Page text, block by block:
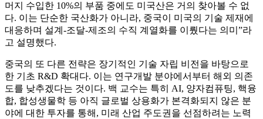
머지 수입한 10%의 부품 중에도 미국산은 거의 찾아볼 수 없
다. 이는 단순한 국산화가 아니라, 중국이 미국의 기술 제재에
대응하며 설계-조달-제조의 수직 계열화를 이뤘다는 의미”라
고 설명했다.
중국의 또 다른 전략은 장기적인 기술 자립 비전을 바탕으로
한 기초 R&D 확대다. 이는 연구개발 분야에서부터 해외 의존
도를 낮추겠다는 것이다. 백 교수는 특히 AI, 양자컴퓨팅, 핵융
합, 합성생물학 등 아직 글로벌 상용화가 본격화되지 않은 분
야에 대한 투자를 통해, 미래 산업 주도권을 선점하려는 노력